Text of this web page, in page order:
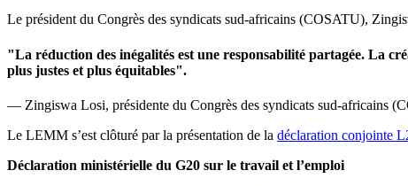
Le président du Congrès des syndicats sud-africains (COSATU),
"La réduction des inégalités est une responsabilité partagée. La
plus justes et plus équitables".
— Zingiswa Losi, présidente du Congrès des syndicats sud-africains
Le LEMM s’est clôturé par la présentation de la déclaration conjointe
Déclaration ministérielle du G20 sur le travail et l’emploi